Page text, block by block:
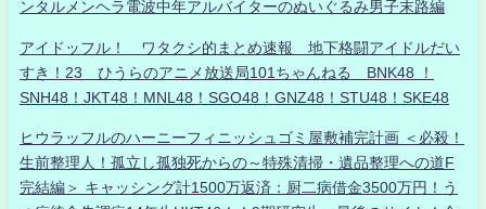
ンタルメンヘラ電波中年アルバイターのぬいぐるみ男子末路編
アイドッフル！ ワタクシ的まとめ速報 地下格闘アイドルだい
すき！23 ひうらのアニメ放送局101ちゃんねる BNK48 ！
SNH48！JKT48！MNL48！SGO48！GNZ48！STU48！SKE48
ヒウラッフルのハーニーフィニッシュゴミ屋敷補完計画 ＜必殺！
生前整理人！孤立し孤独死からの～特殊清掃・遺品整理への道F
完結編＞ キャッシング計1500万返済：厨二病借金3500万円！う